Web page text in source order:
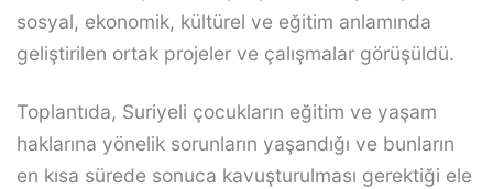
sosyal, ekonomik, kültürel ve eğitim anlamında
geliştirilen ortak projeler ve çalışmalar görüşüldü.
Toplantıda, Suriyeli çocukların eğitim ve yaşam
haklarına yönelik sorunların yaşandığı ve bunların
en kısa sürede sonuca kavuşturulması gerektiği ele